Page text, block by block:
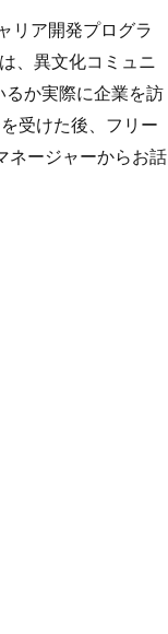
リア開発プログラ
、異文化コミュニ
か実際に企業を訪
受けた後、フリー
ネージャーからお話